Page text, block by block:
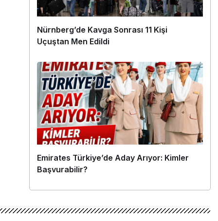
Nürnberg’de Kavga Sonrası 11 Kişi
Uçuştan Men Edildi
Emirates Türkiye’de Aday Arıyor: Kimler
Başvurabilir?